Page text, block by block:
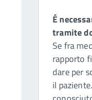
É
tramite
Se fra
rapporto
dare per
il